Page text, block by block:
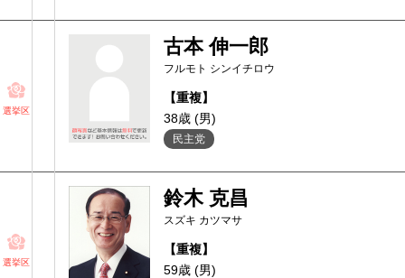
選挙区
古本 伸一郎
フルモト シンイチロウ
【重複】
38歳 (男)
民主党
選挙区
鈴木 克昌
スズキ カツマサ
【重複】
59歳 (男)